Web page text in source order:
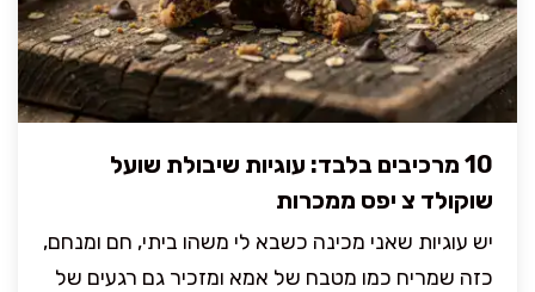
10 מרכיבים בלבד: עוגיות שיבולת שועל
שוקולד צ יפס ממכרות
יש עוגיות שאני מכינה כשבא לי משהו ביתי, חם ומנחם,
כזה שמריח כמו מטבח של אמא ומזכיר גם רגעים של